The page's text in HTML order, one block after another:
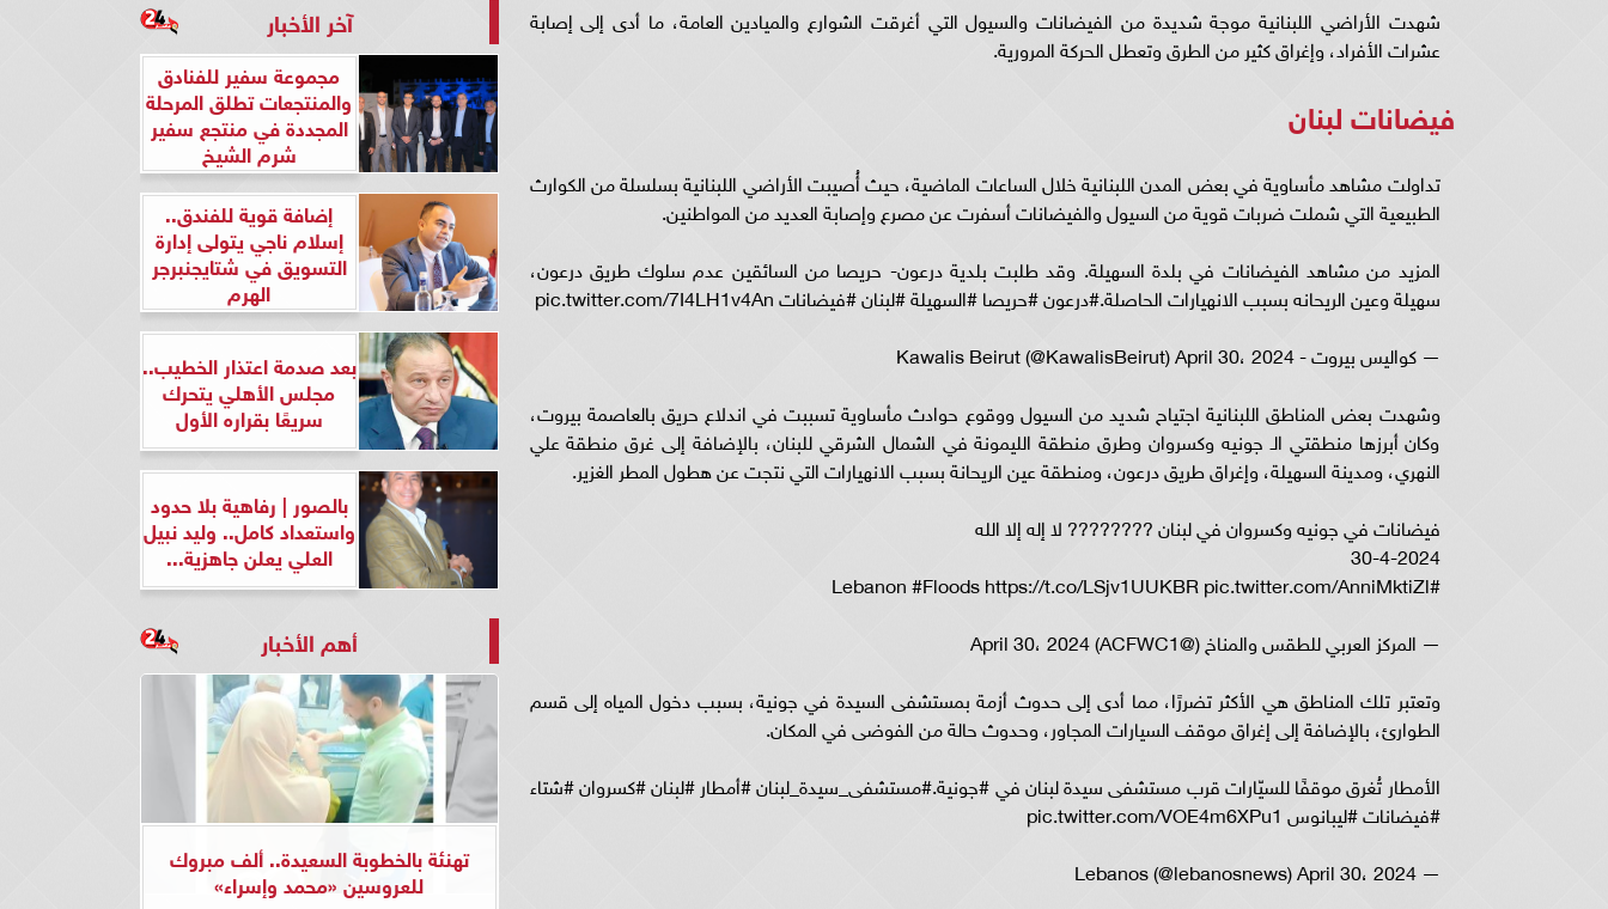
شهدت الأراضي اللبنانية موجة شديدة من الفيضانات والسيول التي أغرقت الشوارع والميادين العامة، ما أدى إلى إصابة
عشرات الأفراد، وإغراق كثير من الطرق وتعطل الحركة المرورية.
فيضانات لبنان
تداولت مشاهد مأساوية في بعض المدن اللبنانية خلال الساعات الماضية، حيث أُصيبت الأراضي اللبنانية بسلسلة من الكوارث
الطبيعية التي شملت ضربات قوية من السيول والفيضانات أسفرت عن مصرع وإصابة العديد من المواطنين.
المزيد من مشاهد الفيضانات في بلدة السهيلة. وقد طلبت بلدية درعون- حريصا من السائقين عدم سلوك طريق درعون،
سهيلة وعين الريحانه بسبب الانهيارات الحاصلة.#درعون #حريصا #السهيلة #لبنان #فيضانات pic.twitter.com/7I4LH1v4An
— كواليس بيروت - Kawalis Beirut (@KawalisBeirut) April 30، 2024
وشهدت بعض المناطق اللبنانية اجتياح شديد من السيول ووقوع حوادث مأساوية تسببت في اندلاع حريق بالعاصمة بيروت،
وكان أبرزها منطقتي الـ جونيه وكسروان وطرق منطقة الليمونة في الشمال الشرقي للبنان، بالإضافة إلى غرق منطقة علي
النهري، ومدينة السهيلة، وإغراق طريق درعون، ومنطقة عين الريحانة بسبب الانهيارات التي نتجت عن هطول المطر الغزير.
فيضانات في جونيه وكسروان في لبنان ???????? لا إله إلا الله
30-4-2024
#Lebanon #Floods https://t.co/LSjv1UUKBR pic.twitter.com/AnniMktiZl
— المركز العربي للطقس والمناخ (@ACFWC1) April 30، 2024
وتعتبر تلك المناطق هي الأكثر تضررًا، مما أدى إلى حدوث أزمة بمستشفى السيدة في جونية، بسبب دخول المياه إلى قسم
الطوارئ، بالإضافة إلى إغراق موقف السيارات المجاور، وحدوث حالة من الفوضى في المكان.
الأمطار تُغرق موقفًا للسيّارات قرب مستشفى سيدة لبنان في #جونية.#مستشفى_سيدة_لبنان #أمطار #لبنان #كسروان #شتاء
#فيضانات #ليبانوس pic.twitter.com/VOE4m6XPu1
— Lebanos (@lebanosnews) April 30، 2024
آخر الأخبار
مجموعة سفير للفنادق
والمنتجعات تطلق المرحلة
المجددة في منتجع سفير
شرم الشيخ
إضافة قوية للفندق..
إسلام ناجي يتولى إدارة
التسويق في شتايجنبرجر
الهرم
بعد صدمة اعتذار الخطيب..
مجلس الأهلي يتحرك
سريعًا بقراره الأول
بالصور | رفاهية بلا حدود
واستعداد كامل.. وليد نبيل
العلي يعلن جاهزية...
أهم الأخبار
تهنئة بالخطوبة السعيدة.. ألف مبروك
للعروسين «محمد وإسراء»